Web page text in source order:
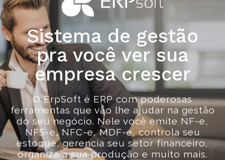
Sistema de gestão
pra você ver sua
empresa crescer
O ErpSoft é ERP com poderosas
ferramentas que vão lhe ajudar na gestão
do seu negócio. Nele você emite NF-e,
NFS-e, NFC-e, MDF-e, controla seu
estoque, gerencia seu setor financeiro,
organiza a sua produção e muito mais.